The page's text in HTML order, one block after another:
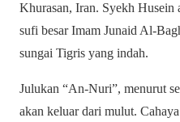
Khurasan, Iran. Syekh Husein
sufi besar Imam Junaid Al-
sungai Tigris yang indah.
Julukan “An-Nuri”, menurut
akan keluar dari mulut.